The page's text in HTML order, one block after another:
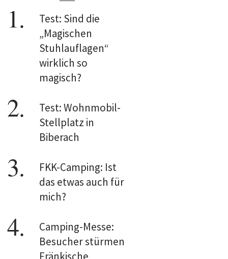
Test: Sind die
„Magischen
Stuhlauflagen“
wirklich so
magisch?
Test: Wohnmobil-
Stellplatz in
Biberach
FKK-Camping: Ist
das etwas auch für
mich?
Camping-Messe:
Besucher stürmen
Fränkische